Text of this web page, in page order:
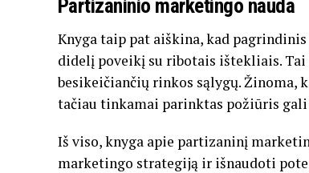
Partizaninio marketingo nauda
Knyga taip pat aiškina, kad
didelį poveikį su ribotais ištekliais.
besikeičiančių rinkos sąlygų. Žinoma,
tačiau tinkamai parinktas požiūris
Iš viso, knyga apie partizaninį
marketingo strategiją ir išnaudoti